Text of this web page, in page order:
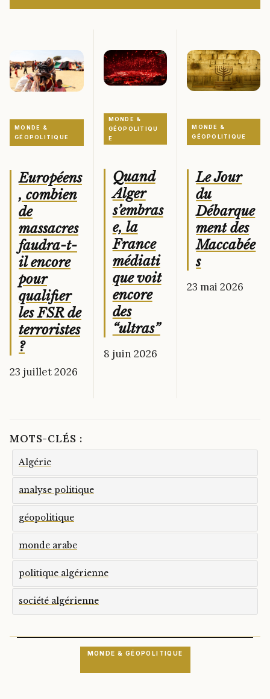
MONDE &
GÉOPOLITIQUE
Européens
, combien
de
massacres
faudra-t-
il encore
pour
qualifier
les FSR de
terroristes
?
23 juillet 2026
MONDE &
GÉOPOLITIQU
E
Quand
Alger
s’embras
e, la
France
médiati
que voit
encore
des
“ultras”
8 juin 2026
MONDE &
GÉOPOLITIQUE
Le Jour
du
Débarque
ment des
Maccabée
s
23 mai 2026
MOTS-CLÉS :
Algérie
analyse politique
géopolitique
monde arabe
politique algérienne
société algérienne
MONDE & GÉOPOLITIQUE